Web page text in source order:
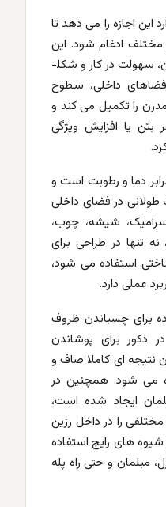
این اجازه را می دهد تا
ادغام شود. این
ماده به دلیل تطبیق پذیر بودن، سهولت در کار و شکل­
فضاهای داخلی، سطوح
را تکمیل می کند و
بتن یا افزایش ویژگی
دما و رطوبت است و
در فضای داخلی
شیشه، چوب،
نه تنها در طراحی برای
استفاده می شود،
عملی دارد.
برای چسباندن ظروف
دکور برای پوشاندن
نتیجه ای کاملا صاف و
می شود. همچنین در
ایجاد شده است،
را در داخل رزین
های رایج استفاده
مبلمان و حتی راه پله